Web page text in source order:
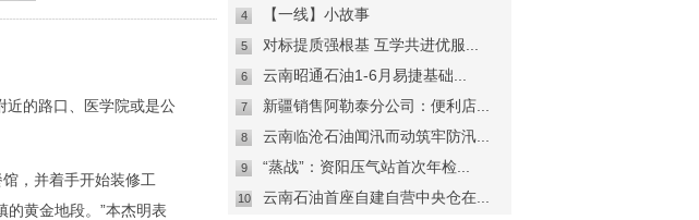
的路口、医学院或是公
，并着手开始装修工
黄金地段。”本杰明表
4 【一线】小故事
5 对标提质强根基 互学共进优服...
6 云南昭通石油1-6月易捷基础...
7 新疆销售阿勒泰分公司：便利店...
8 云南临沧石油闻汛而动筑牢防汛...
9 “蒸战”：资阳压气站首次年检...
10 云南石油首座自建自营中央仓在...